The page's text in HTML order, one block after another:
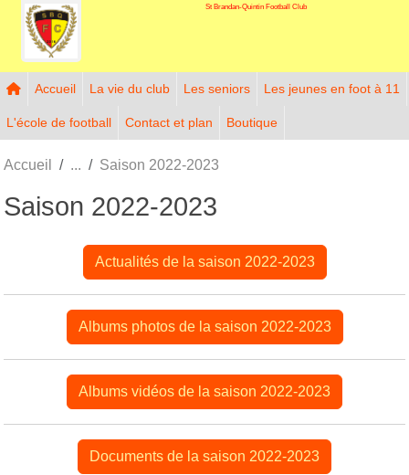
St Brandan-Quintin Football Club
Accueil La vie du club Les seniors Les jeunes en foot à 11
L'école de football Contact et plan Boutique
Accueil Saison 2022-2023
Saison 2022-2023
Actualités de la saison 2022-2023
Albums photos de la saison 2022-2023
Albums vidéos de la saison 2022-2023
Documents de la saison 2022-2023
Panneau de gestion des cookies